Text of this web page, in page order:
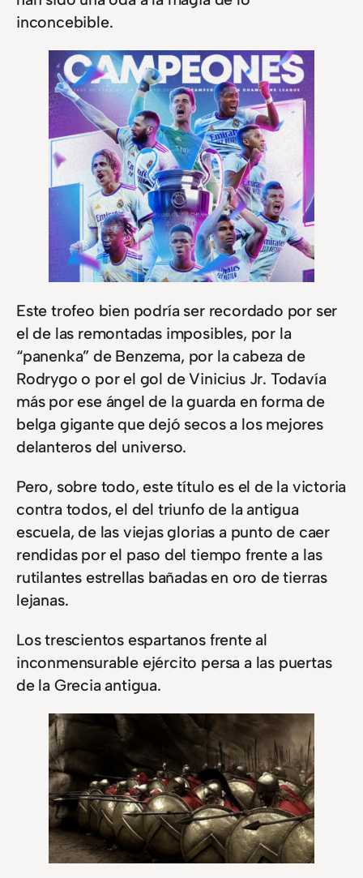
inconcebible.
Este trofeo bien podría ser recordado por ser
el de las remontadas imposibles, por la
“panenka” de Benzema, por la cabeza de
Rodrygo o por el gol de Vinicius Jr. Todavía
más por ese ángel de la guarda en forma de
belga gigante que dejó secos a los mejores
delanteros del universo.
Pero, sobre todo, este título es el de la victoria
contra todos, el del triunfo de la antigua
escuela, de las viejas glorias a punto de caer
rendidas por el paso del tiempo frente a las
rutilantes estrellas bañadas en oro de tierras
lejanas.
Los trescientos espartanos frente al
inconmensurable ejército persa a las puertas
de la Grecia antigua.